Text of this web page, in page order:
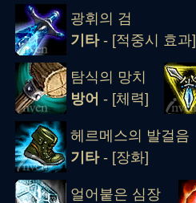
광휘의 검
기타- [적중시 효과]
탐식의 망치
방어 - [체력]
헤르메스의 발걸음
기타- [장화]
얼어붙은 심장